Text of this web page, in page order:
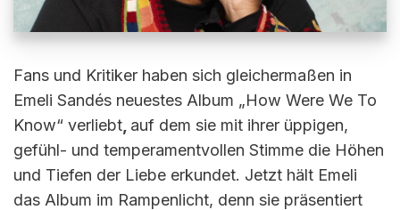
Fans und Kritiker haben sich gleichermaßen in
Emeli Sandés neuestes Album „How Were We To
Know“ verliebt auf dem sie mit ihrer üppigen,
gefühl- und temperamentvollen Stimme die Höhen
und Tiefen der Liebe erkundet. Jetzt hält Emeli
das Album im Rampenlicht, denn sie präsentiert